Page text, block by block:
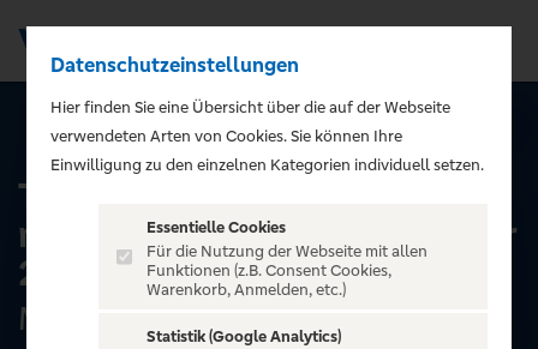
ALLE TERMINE
TJARK - auch wenn's uns
morgen nicht mehr gibt Tour
2026
Modernes, Bremen
Datenschutzeinstellungen
Hier finden Sie eine Übersicht über die auf der Webseite
verwendeten Arten von Cookies. Sie können Ihre
Einwilligung zu den einzelnen Kategorien individuell setzen.
Essentielle Cookies
Für die Nutzung der Webseite mit allen
Funktionen (z.B. Consent Cookies,
Warenkorb, Anmelden, etc.)
Statistik (Google Analytics)